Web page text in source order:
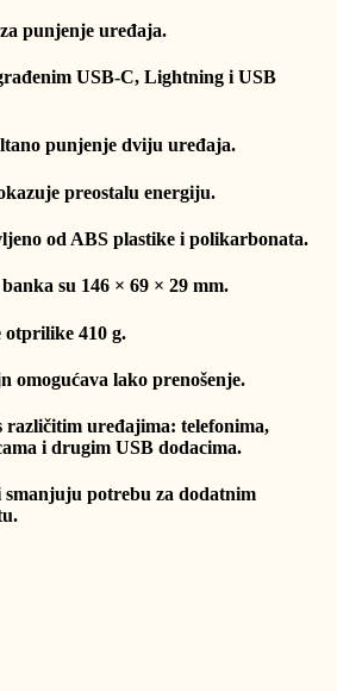
punjenje uređaja.
USB-C, Lightning i USB
punjenje dviju uređaja.
preostalu energiju.
od ABS plastike i polikarbonata.
su 146 × 69 × 29 mm.
otprilike 410 g.
omogućava lako prenošenje.
različitim uređajima: telefonima,
i drugim USB dodacima.
potrebu za dodatnim